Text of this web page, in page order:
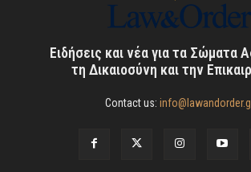
Ειδήσεις και νέα για τα Σώματα
τη Δικαιοσύνη και την
Contact us: